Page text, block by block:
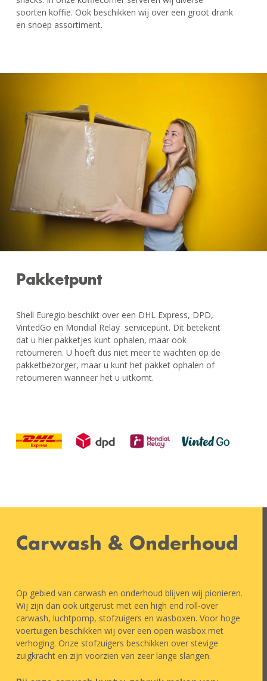
soorten koffie. Ook beschikken wij over een groot drank
en snoep assortiment.
Pakketpunt
Shell Euregio beschikt over een DHL Express, DPD,
VintedGo en Mondial Relay servicepunt. Dit betekent
dat u hier pakketjes kunt ophalen, maar ook
retourneren. U hoeft dus niet meer te wachten op de
pakketbezorger, maar u kunt het pakket ophalen of
retourneren wanneer het u uitkomt.
Carwash & Onderhoud
Op gebied van carwash en onderhoud blijven wij pionieren.
Wij zijn dan ook uitgerust met een high end roll-over
carwash, luchtpomp, stofzuigers en wasboxen. Voor hoge
voertuigen beschikken wij over een open wasbox met
verhoging. Onze stofzuigers beschikken over stevige
zuigkracht en zijn voorzien van zeer lange slangen.